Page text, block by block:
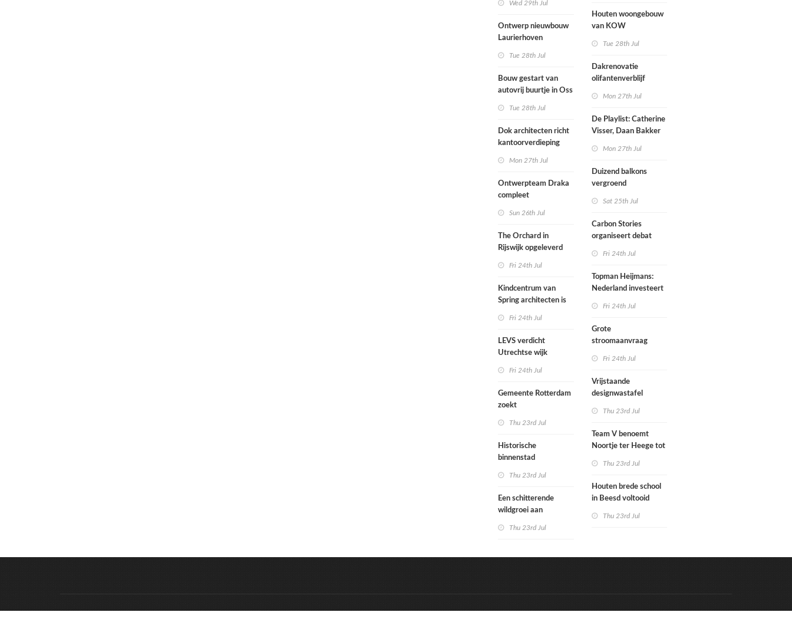
Wed 29th Jul
Ontwerp nieuwbouw
Laurierhoven
Tue 28th Jul
Bouw gestart van
autovrij buurtje in Oss
Tue 28th Jul
Dok architecten richt
kantoorverdieping
hernieuwd in
Mon 27th Jul
Ontwerpteam Draka
compleet
Sun 26th Jul
The Orchard in
Rijswijk opgeleverd
Fri 24th Jul
Kindcentrum van
Spring architecten is
Fri 24th Jul
LEVS verdicht
Utrechtse wijk
Fri 24th Jul
Gemeente Rotterdam
zoekt
doorrekenen met
CO2-rekenmethode
Thu 23rd Jul
Historische
binnenstad
werelderfgoed
Thu 23rd Jul
Een schitterende
wildgroei aan
Thu 23rd Jul
Houten woongebouw
van KOW
herontwikkeling
ziekenhuisterrein
Tue 28th Jul
Dakrenovatie
olifantenverblijf
Mon 27th Jul
De Playlist: Catherine
Visser, Daan Bakker
kamerensemble
Mon 27th Jul
Duizend balkons
vergroend
Sat 25th Jul
Carbon Stories
organiseert debat
Fri 24th Jul
Topman Heijmans:
Nederland investeert
Fri 24th Jul
Grote
stroomaanvraag
afgewezen
Fri 24th Jul
Vrijstaande
designwastafel
Thu 23rd Jul
Team V benoemt
Noortje ter Heege tot
Thu 23rd Jul
Houten brede school
in Beesd voltooid
Thu 23rd Jul